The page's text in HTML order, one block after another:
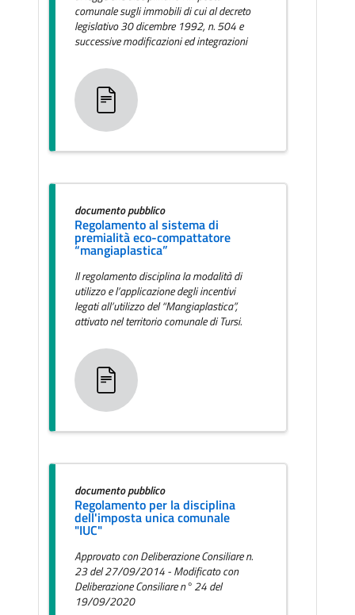
comunale sugli immobili di cui al decreto
legislativo 30 dicembre 1992, n. 504 e
successive modificazioni ed integrazioni
documento pubblico
Regolamento al sistema di
premialità eco-compattatore
“mangiaplastica”
Il regolamento disciplina la modalità di
utilizzo e l’applicazione degli incentivi
legati all’utilizzo del “Mangiaplastica”,
attivato nel territorio comunale di Tursi.
documento pubblico
Regolamento per la disciplina
dell'imposta unica comunale
"IUC"
Approvato con Deliberazione Consiliare n.
23 del 27/09/2014 - Modificato con
Deliberazione Consiliare n° 24 del
19/09/2020